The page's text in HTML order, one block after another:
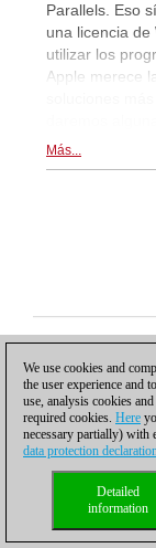
Parallels. Eso
una licencia de
utilizar los
Apple merece
Más...
Política de privacidad
© 2017 ChessBase
We use cookies and
the user experience and
use, analysis cookies
required cookies. Here
necessary partially) with
data protection
Detailed
information